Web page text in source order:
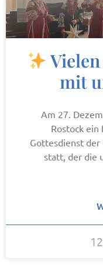
mit
Am 27.
Rostock
Gottesdienst der
statt, der die